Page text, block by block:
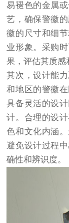
易褪色的金属
艺，确保警徽
徽的尺寸和细
业形象。采购
果，评估其质感
其次，设计能
和地区的警徽
具备灵活的设
计。合理的设
色和文化内涵
避免设计过程
确性和辨识度。